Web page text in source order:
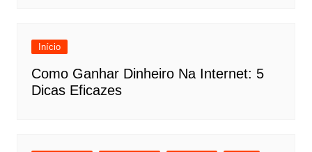
Início
Como Ganhar Dinheiro Na Internet: 5
Dicas Eficazes